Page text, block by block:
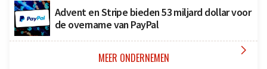
Advent en Stripe bieden 53 miljard dollar voor
de overname van PayPal
MEER ONDERNEMEN 